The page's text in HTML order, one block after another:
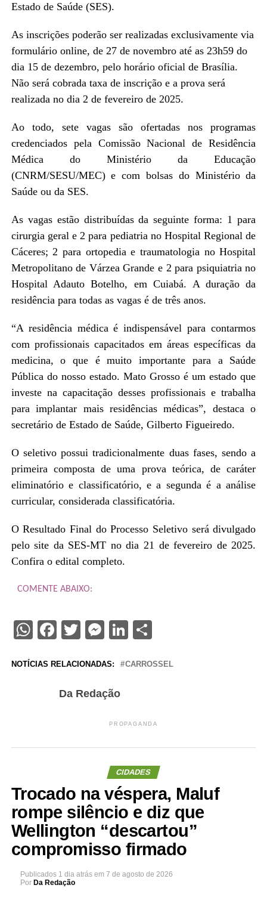
Estado de Saúde (SES).
As inscrições poderão ser realizadas exclusivamente via
formulário online, de 27 de novembro até as 23h59 do
dia 15 de dezembro, pelo horário oficial de Brasília.
Não será cobrada taxa de inscrição e a prova será
realizada no dia 2 de fevereiro de 2025.
Ao todo, sete vagas são ofertadas nos programas
credenciados pela Comissão Nacional de Residência
Médica do Ministério da Educação
(CNRM/SESU/MEC) e com bolsas do Ministério da
Saúde ou da SES.
As vagas estão distribuídas da seguinte forma: 1 para
cirurgia geral e 2 para pediatria no Hospital Regional de
Cáceres; 2 para ortopedia e traumatologia no Hospital
Metropolitano de Várzea Grande e 2 para psiquiatria no
Hospital Adauto Botelho, em Cuiabá. A duração da
residência para todas as vagas é de três anos.
“A residência médica é indispensável para contarmos
com profissionais capacitados em áreas específicas da
medicina, o que é muito importante para a Saúde
Pública do nosso estado. Mato Grosso é um estado que
investe na capacitação desses profissionais e trabalha
para implantar mais residências médicas”, destaca o
secretário de Estado de Saúde, Gilberto Figueiredo.
O seletivo possui tradicionalmente duas fases, sendo a
primeira composta de uma prova teórica, de caráter
eliminatório e classificatório, e a segunda é a análise
curricular, considerada classificatória.
O Resultado Final do Processo Seletivo será divulgado
pelo site da SES-MT no dia 21 de fevereiro de 2025.
Confira o edital completo.
COMENTE ABAIXO:
WhatsApp
Facebook
Twitter
Messenger
LinkedIn
Share
NOTÍCIAS RELACIONADAS: CARROSSEL
Da Redação
PROPAGANDA
CIDADES
Trocado na véspera, Maluf
rompe silêncio e diz que
Wellington “descartou”
compromisso firmado
Publicados 1 dia atrás em 7 de agosto de 2026
Por Da Redação